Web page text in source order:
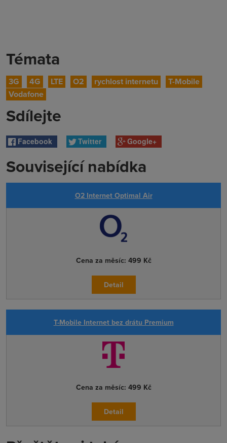
Témata
3G 4G LTE O2 rychlost internetu
T-Mobile
Vodafone
Sdílejte
Facebook Twitter Google+
Související nabídka
O2 Internet Optimal Air
Cena za měsíc: 499 Kč
Detail
T-Mobile Internet bez drátu Premium
Cena za měsíc: 499 Kč
Detail